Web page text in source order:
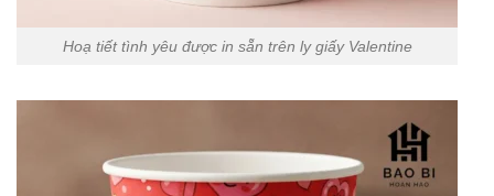
Hoạ tiết tình yêu được in sẵn trên ly giấy Valentine